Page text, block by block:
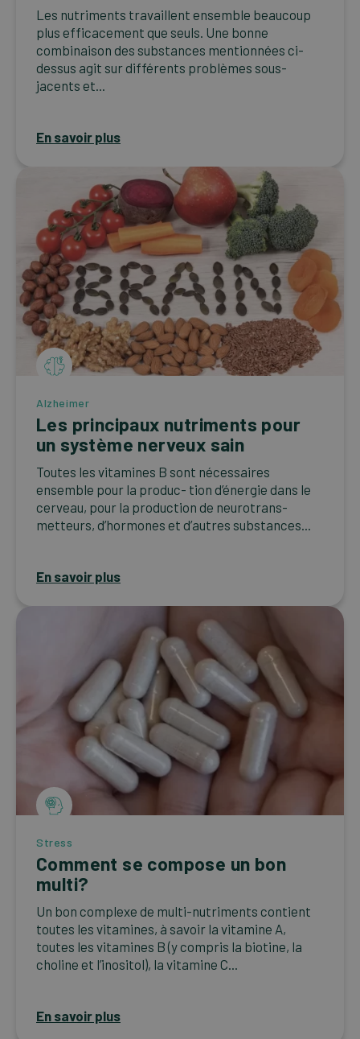
Les nutriments travaillent ensemble beaucoup
plus efficacement que seuls. Une bonne
combinaison des substances mentionnées ci-
dessus agit sur différents problèmes sous-
jacents et...
En savoir plus
Alzheimer
Les principaux nutriments pour
un système nerveux sain
Toutes les vitamines B sont nécessaires
ensemble pour la produc- tion d’énergie dans le
cerveau, pour la production de neurotrans-
metteurs, d’hormones et d’autres substances...
En savoir plus
Stress
Comment se compose un bon
multi?
Un bon complexe de multi-nutriments contient
toutes les vitamines, à savoir la vitamine A,
toutes les vitamines B (y compris la biotine, la
choline et l’inositol), la vitamine C...
En savoir plus